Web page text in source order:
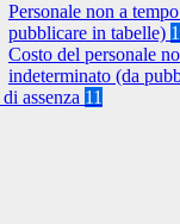
Personale non a
pubblicare in tabelle)
Costo del personale
indeterminato (da
assenza 11